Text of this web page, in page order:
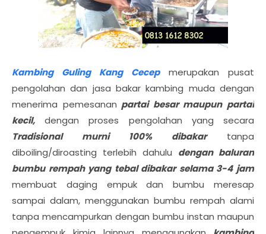
Kambing Guling Kang Cecepmerupakan pusat
pengolahan dan jasa bakar kambing muda dengan
menerima pemesanan partai besar maupun partai
kecil, dengan proses pengolahan yang secara
Tradisional murni 100% dibakartanpa
diboiling/diroasting terlebih dahulu dengan baluran
bumbu rempah yang tebal dibakar selama 3-4 jam
membuat daging empuk dan bumbu meresap
sampai dalam, menggunakan bumbu rempah alami
tanpa mencampurkan dengan bumbu instan maupun